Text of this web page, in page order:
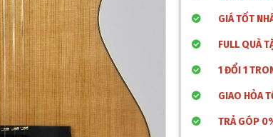
GIÁ TỐT
FULL QUÀ
1 ĐỔI 1
GIAO HỎA
TRẢ GÓP